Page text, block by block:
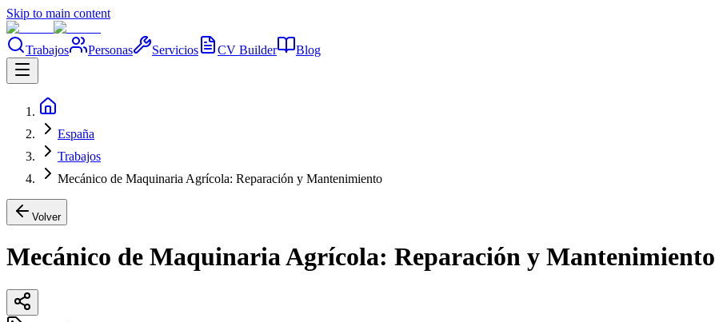
Skip to main content
Trabajos Personas Servicios CV Builder Blog
España
Trabajos
Mecánico de Maquinaria Agrícola: Reparación y Mantenimiento
Volver
Mecánico de Maquinaria Agrícola: Reparación y Mantenimiento